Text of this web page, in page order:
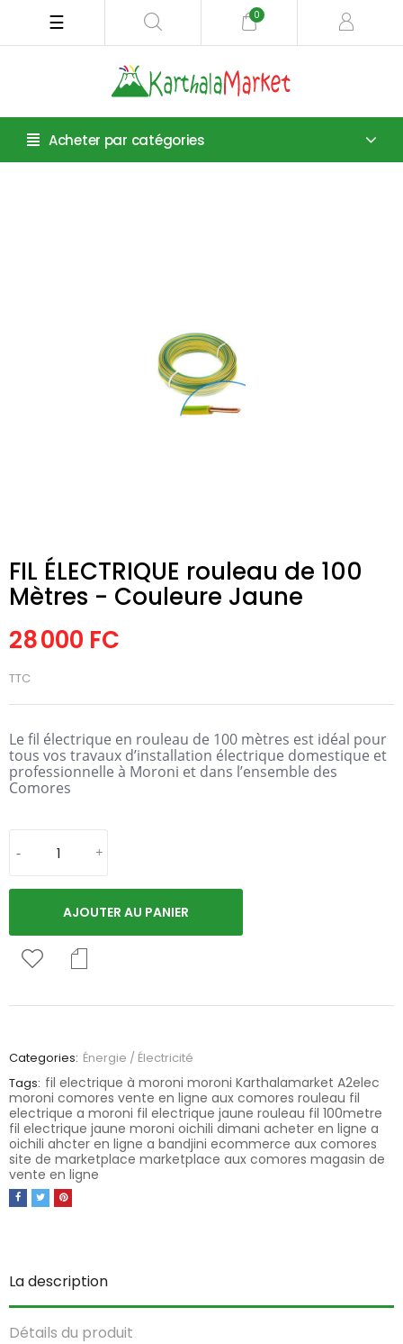
Acheter par catégories
Basculer
la
☰ 0
FIL ÉLECTRIQUE rouleau de 100
Mètres - Couleure Jaune
28 000 FC
TTC
Le fil électrique en rouleau de 100 mètres est idéal pour
tous vos travaux d’installation électrique domestique et
professionnelle à Moroni et dans l’ensemble des
Comores
AJOUTER AU PANIER
Categories: Énergie / Électricité
Tags: fil electrique à moroni moroni Karthalamarket A2elec
moroni comores vente en ligne aux comores rouleau fil
electrique a moroni fil electrique jaune rouleau fil 100metre
fil electrique jaune moroni oichili dimani acheter en ligne a
oichili ahcter en ligne a bandjini ecommerce aux comores
site de marketplace marketplace aux comores magasin de
vente en ligne
La description
Détails du produit